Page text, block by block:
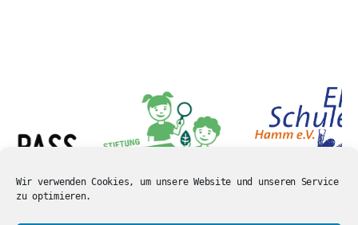
Wir verwenden Cookies, um unsere Website und unseren Service
zu optimieren.